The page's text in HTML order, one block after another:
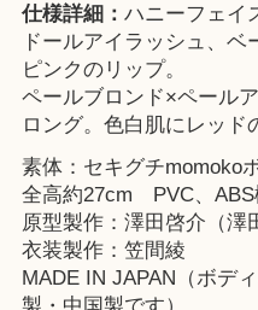
仕様詳細： ハニーフェイ
ドールアイラッシュ、
ピンクのリップ。
ペールブロンド×ペール
ロング。色白肌にレッド
素体：セキグチmomoko
全高約27cm PVC、ABS
原型製作：澤田啓介（澤
衣装製作：笠間綾
MADE IN JAPAN（ボデ